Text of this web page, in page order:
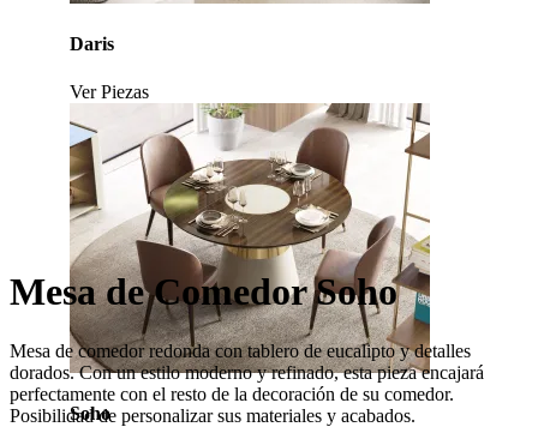
Daris
Ver Piezas
Soho
Mesa de Comedor Soho
Mesa de comedor redonda con tablero de eucalipto y detalles
dorados. Con un estilo moderno y refinado, esta pieza encajará
perfectamente con el resto de la decoración de su comedor.
Posibilidad de personalizar sus materiales y acabados.